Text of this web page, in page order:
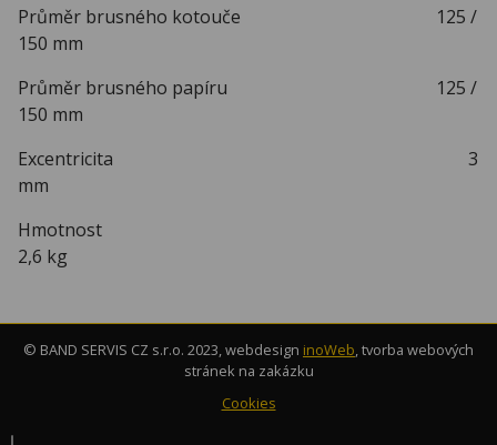
Průměr brusného kotouče 125 /
150 mm
Průměr brusného papíru 125 /
150 mm
Excentricita 3
mm
Hmotnost
2,6 kg
© BAND SERVIS CZ s.r.o. 2023, webdesign inoWeb, tvorba webových
stránek na zakázku
Cookies